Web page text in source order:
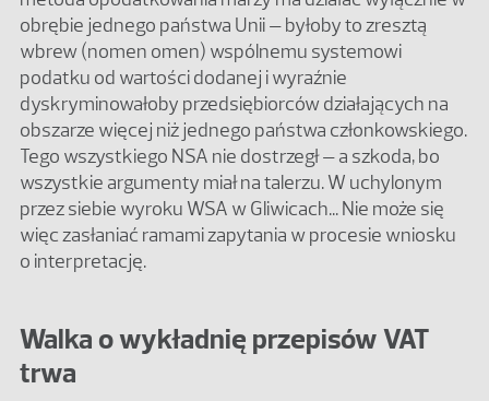
obrębie jednego państwa Unii – byłoby to zresztą
wbrew (nomen omen) wspólnemu systemowi
podatku od wartości dodanej i wyraźnie
dyskryminowałoby przedsiębiorców działających na
obszarze więcej niż jednego państwa członkowskiego.
Tego wszystkiego NSA nie dostrzegł – a szkoda, bo
wszystkie argumenty miał na talerzu. W uchylonym
przez siebie wyroku WSA w Gliwicach... Nie może się
więc zasłaniać ramami zapytania w procesie wniosku
o interpretację.
Walka o wykładnię przepisów VAT
trwa